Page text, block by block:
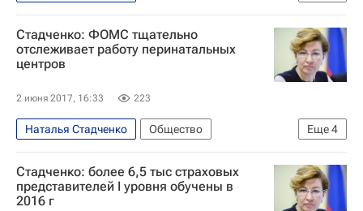
Обязательное медицинское страхование
полис ОМС
Обязательное медицинское страхование
Россия
Стадченко: ФОМС тщательно
отслеживает работу перинатальных
центров
2 июня 2017, 16:33 223
Еще4
Наталья Стадченко
Общество
Обязательное медицинское страхование
Обязательное медицинское страхование
Стадченко: более 6,5 тыс страховых
представителей I уровня обучены в
2016 г